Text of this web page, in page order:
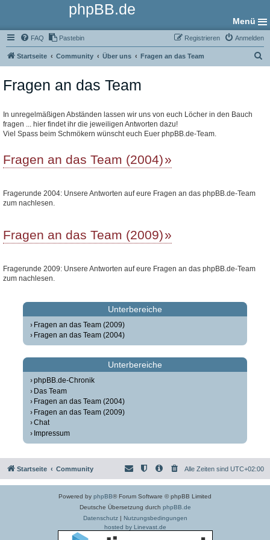
phpBB.de
Menü
FAQ Pastebin Anmelden
Registrieren
Startseite Community Über uns Fragen an das Team
Fragen an das Team
In unregelmäßigen Abständen lassen wir uns von euch Löcher in den Bauch
fragen ... hier findet ihr die jeweiligen Antworten dazu!
Viel Spass beim Schmökern wünscht euch Euer phpBB.de-Team.
Fragen an das Team (2004)
Fragerunde 2004: Unsere Antworten auf eure Fragen an das phpBB.de-Team
zum nachlesen.
Fragen an das Team (2009)
Fragerunde 2009: Unsere Antworten auf eure Fragen an das phpBB.de-Team
zum nachlesen.
Unterbereiche
Fragen an das Team (2009)
Fragen an das Team (2004)
Unterbereiche
phpBB.de-Chronik
Das Team
Fragen an das Team (2004)
Fragen an das Team (2009)
Chat
Impressum
Startseite Community Alle Zeiten sind UTC+02:00
Powered by phpBB® Forum Software © phpBB Limited
Deutsche Übersetzung durch phpBB.de
Datenschutz| Nutzungsbedingungen
hosted by Linevast.de